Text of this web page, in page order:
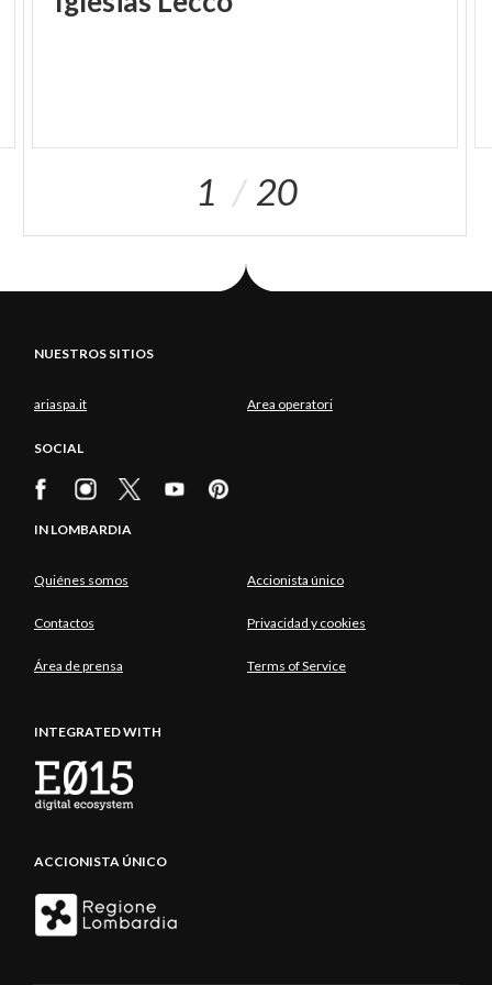
1 20
NUESTROS SITIOS
ariaspa.it Area operatori
SOCIAL
IN LOMBARDIA
Quiénes somos Accionista único
Contactos Privacidad y cookies
Área de prensa Terms of Service
INTEGRATED WITH
ACCIONISTA ÚNICO